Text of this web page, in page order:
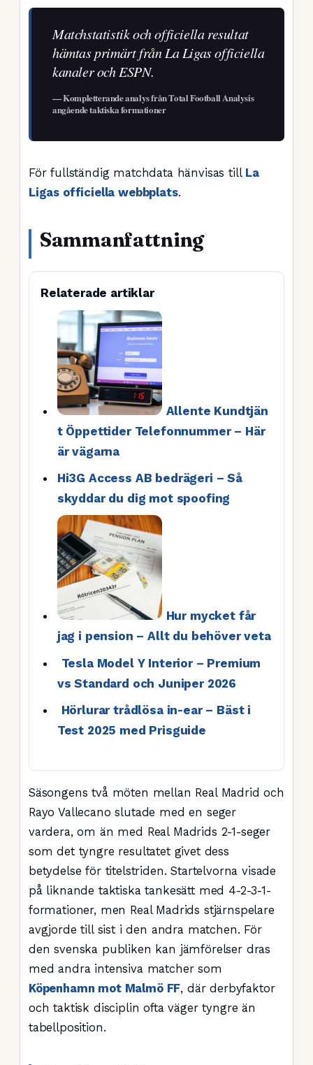
Matchstatistik och officiella resultat
hämtas primärt från La Ligas officiella
kanaler och ESPN.
— Kompletterande analys från Total Football Analysis
angående taktiska formationer
För fullständig matchdata hänvisas till La
Ligas officiella webbplats.
Sammanfattning
Relaterade artiklar
Allente Kundtjän
t Öppettider Telefonnummer – Här
är vägarna
Hi3G Access AB bedrägeri – Så
skyddar du dig mot spoofing
Hur mycket får
jag i pension – Allt du behöver veta
Tesla Model Y Interior – Premium
vs Standard och Juniper 2026
Hörlurar trådlösa in-ear – Bäst i
Test 2025 med Prisguide
Säsongens två möten mellan Real Madrid och
Rayo Vallecano slutade med en seger
vardera, om än med Real Madrids 2-1-seger
som det tyngre resultatet givet dess
betydelse för titelstriden. Startelvorna visade
på liknande taktiska tankesätt med 4-2-3-1-
formationer, men Real Madrids stjärnspelare
avgjorde till sist i den andra matchen. För
den svenska publiken kan jämförelser dras
med andra intensiva matcher som
Köpenhamn mot Malmö FF, där derbyfaktor
och taktisk disciplin ofta väger tyngre än
tabellposition.